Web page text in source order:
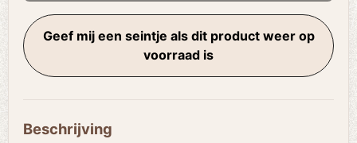
Geef mij een seintje als dit product weer op
voorraad is
Beschrijving